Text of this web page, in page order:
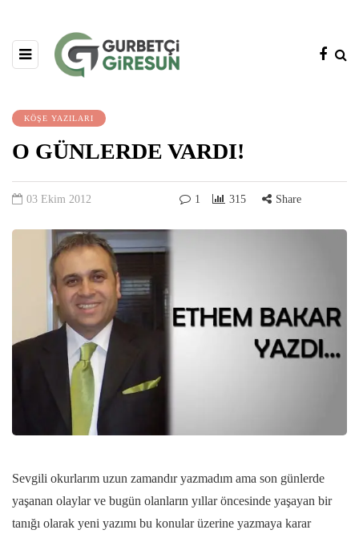
KÖŞE YAZILARI
O GÜNLERDE VARDI!
03 Ekim 2012 1 315 Share
Sevgili okurlarım uzun zamandır yazmadım ama son günlerde
yaşanan olaylar ve bugün olanların yıllar öncesinde yaşayan bir
tanığı olarak yeni yazımı bu konular üzerine yazmaya karar